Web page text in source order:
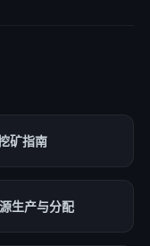
矿指南
生产与分配